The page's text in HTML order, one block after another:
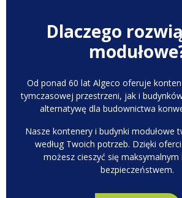
Dlaczego
Od ponad 60 lat Algeco oferuje
tymczasowej przestrzeni, jak i
alternatywę dla budownictwa
Nasze kontenery i budynki modułowe
według Twoich potrzeb. Dzięki
możesz cieszyć się
bezpieczeństwem.